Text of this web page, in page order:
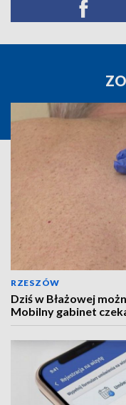
RZESZÓW
Dziś w Błażowej
Mobilny gabinet